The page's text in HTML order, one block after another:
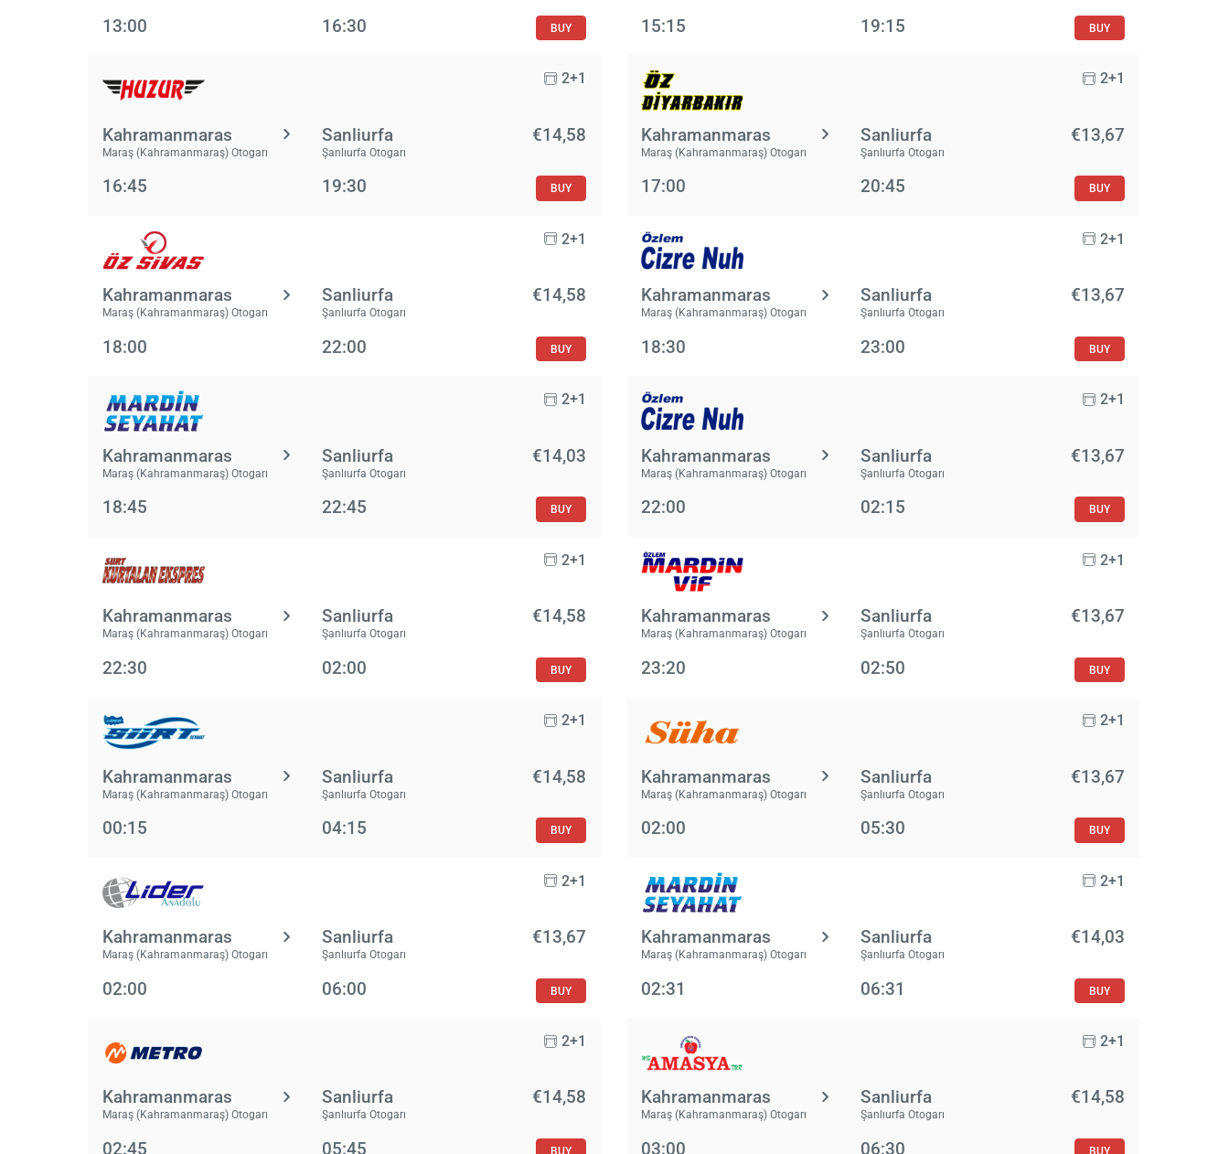
13:00 16:30 BUY 15:15 19:15 BUY
2+1
Kahramanmaras
Maraş (Kahramanmaraş) Otogarı
Sanliurfa
Şanlıurfa Otogarı
€14,58
16:45 19:30 BUY
2+1
Kahramanmaras
Maraş (Kahramanmaraş) Otogarı
Sanliurfa
Şanlıurfa Otogarı
€13,67
17:00 20:45 BUY
2+1
Kahramanmaras
Maraş (Kahramanmaraş) Otogarı
Sanliurfa
Şanlıurfa Otogarı
€14,58
18:00 22:00 BUY
2+1
Kahramanmaras
Maraş (Kahramanmaraş) Otogarı
Sanliurfa
Şanlıurfa Otogarı
€13,67
18:30 23:00 BUY
2+1
Kahramanmaras
Maraş (Kahramanmaraş) Otogarı
Sanliurfa
Şanlıurfa Otogarı
€14,03
18:45 22:45 BUY
2+1
Kahramanmaras
Maraş (Kahramanmaraş) Otogarı
Sanliurfa
Şanlıurfa Otogarı
€13,67
22:00 02:15 BUY
2+1
Kahramanmaras
Maraş (Kahramanmaraş) Otogarı
Sanliurfa
Şanlıurfa Otogarı
€14,58
22:30 02:00 BUY
2+1
Kahramanmaras
Maraş (Kahramanmaraş) Otogarı
Sanliurfa
Şanlıurfa Otogarı
€13,67
23:20 02:50 BUY
2+1
Kahramanmaras
Maraş (Kahramanmaraş) Otogarı
Sanliurfa
Şanlıurfa Otogarı
€14,58
00:15 04:15 BUY
2+1
Kahramanmaras
Maraş (Kahramanmaraş) Otogarı
Sanliurfa
Şanlıurfa Otogarı
€13,67
02:00 05:30 BUY
2+1
Kahramanmaras
Maraş (Kahramanmaraş) Otogarı
Sanliurfa
Şanlıurfa Otogarı
€13,67
02:00 06:00 BUY
2+1
Kahramanmaras
Maraş (Kahramanmaraş) Otogarı
Sanliurfa
Şanlıurfa Otogarı
€14,03
02:31 06:31 BUY
2+1
Kahramanmaras
Maraş (Kahramanmaraş) Otogarı
Sanliurfa
Şanlıurfa Otogarı
€14,58
02:45 05:45 BUY
2+1
Kahramanmaras
Maraş (Kahramanmaraş) Otogarı
Sanliurfa
Şanlıurfa Otogarı
€14,58
03:00 06:30 BUY